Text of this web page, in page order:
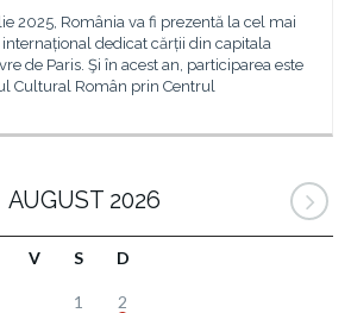
2025, România va fi prezentă la cel mai
dedicat cărții din capitala
de Paris. Şi în acest an, participarea este
Cultural Român prin Centrul
AUGUST 2026
V S D
1 2